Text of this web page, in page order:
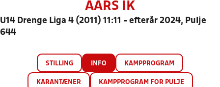
AARS IK
U14 Drenge Liga 4 (2011) 11:11 - efterår 2024, Pulje
644
STILLING INFO KAMPPROGRAM
KARANTÆNER KAMPPROGRAM FOR PULJE